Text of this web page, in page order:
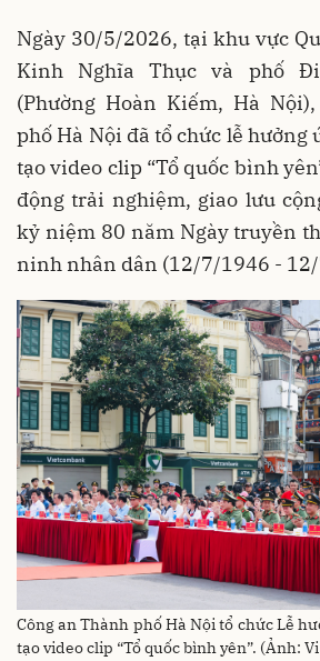
Ngày 30/5/2026, tại khu vực
Kinh Nghĩa Thục và phố
(Phường Hoàn Kiếm, Hà
phố Hà Nội đã tổ chức lễ hưởng
tạo video clip “Tổ quốc bình
động trải nghiệm, giao lưu
kỷ niệm 80 năm Ngày truyền
ninh nhân dân (12/7/1946 -
Công an Thành phố Hà Nội tổ chức Lễ
tạo video clip “Tổ quốc bình yên”. (Ảnh: